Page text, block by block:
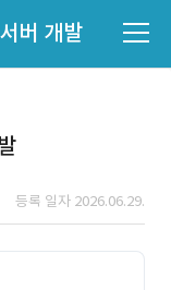
버 개발
등록 일자 2026.06.29.